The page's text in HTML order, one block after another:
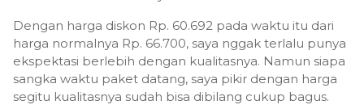
Dengan harga diskon Rp. 60.692 pada waktu itu dari
harga normalnya Rp. 66.700, saya nggak terlalu punya
ekspektasi berlebih dengan kualitasnya. Namun siapa
sangka waktu paket datang, saya pikir dengan harga
segitu kualitasnya sudah bisa dibilang cukup bagus.